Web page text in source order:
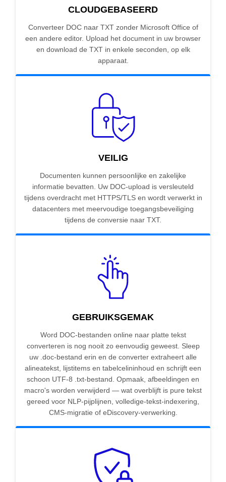
CLOUDGEBASEERD
Converteer DOC naar TXT zonder Microsoft Office of
een andere editor. Upload het document in uw browser
en download de TXT in enkele seconden, op elk
apparaat.
VEILIG
Documenten kunnen persoonlijke en zakelijke
informatie bevatten. Uw DOC-upload is versleuteld
tijdens overdracht met HTTPS/TLS en wordt verwerkt in
datacenters met meervoudige toegangsbeveiliging
tijdens de conversie naar TXT.
GEBRUIKSGEMAK
Word DOC-bestanden online naar platte tekst
converteren is nog nooit zo eenvoudig geweest. Sleep
uw .doc-bestand erin en de converter extraheert alle
alineatekst, lijstitems en tabelcelininhoud en schrijft een
schoon UTF-8 .txt-bestand. Opmaak, afbeeldingen en
macro's worden verwijderd — wat overblijft is pure tekst
gereed voor NLP-pijplijnen, volledige-tekst-indexering,
CMS-migratie of eDiscovery-verwerking.